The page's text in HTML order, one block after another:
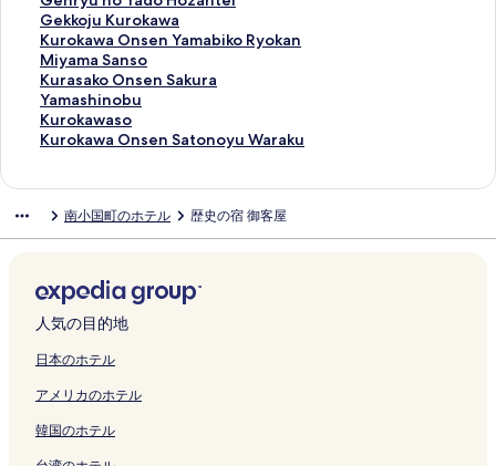
ク
ジ
を
開
く
リ
ン
ク
u
n
o
y
u
の
ペ
開
く
ク
の
ペ
ー
ジ
を
開
く
i
Y
U
S
A
I
の
を
開
ン
ク
く
リ
ン
ク
y
a
d
o
T
a
i
a
ペ
ー
ジ
を
く
ン
ク
Y
A
S
A
N
S
O
A
U
の
ペ
ー
を
く
リ
a
n
の
ペ
ー
ジ
を
ン
ク
O
n
s
e
n
R
y
W
a
b
の
ー
を
開
a
O
n
s
e
n
O
N
h
i
u
ペ
ジ
を
t
o
K
o
g
e
n
l
ー
ジ
を
開
リ
ク
H
a
n
a
b
o
u
ジ
を
リ
ン
ク
k
a
w
a
O
n
s
o
n
I
h
n
i
の
o
k
a
w
a
O
n
u
r
i
d
の
ー
ジ
r
o
k
a
w
a
O
Y
e
r
n
o
a
n
e
n
r
y
u
n
o
H
a
n
e
の
ー
ジ
Gekkoju Kurokawa
G
e
k
k
o
j
u
k
a
の
ペ
ー
を
く
リ
Kurokawa Onsen Yamabiko Ryokan
K
u
r
o
k
a
s
Y
a
m
a
i
o
R
Miyama Sanso
M
i
y
a
m
s
ペ
ー
ジ
を
く
ン
ク
Kurasako Onsen Sakura
K
u
r
a
O
e
n
a
u
a
の
Yamashinobu
Y
a
m
n
u
の
ペ
ー
を
く
リ
Kurokawaso
K
u
w
o
の
ペ
ー
を
く
リ
Kurokawa Onsen Satonoyu Waraku
K
a
O
n
e
S
t
o
南小国町のホテル 歴史の宿 御客屋
人気の目的地
日本のホテル
アメリカのホテル
韓国のホテル